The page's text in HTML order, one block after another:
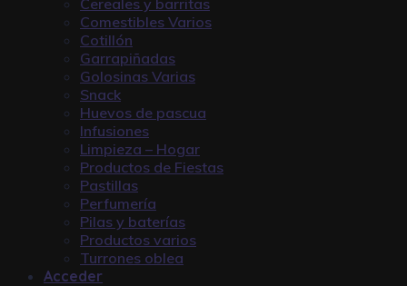
Comestibles Varios
Cotillón
Garrapiñadas
Golosinas Varias
Snack
Huevos de pascua
Infusiones
Limpieza – Hogar
Productos de Fiestas
Pastillas
Perfumería
Pilas y baterías
Productos varios
Turrones oblea
Acceder